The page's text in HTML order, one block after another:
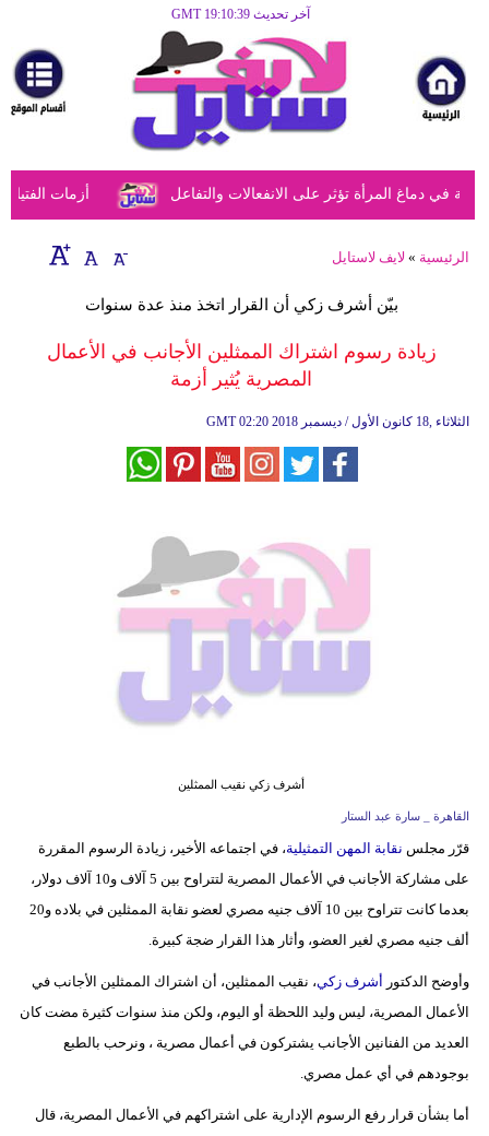
آخر تحديث GMT 19:10:39
مرأة
أزياء
أزياء
إسلامية
أزمات الفتيات دماغ المرأة تؤثر على الانفعالات والتفاعل
الرئيسية » لايف لاستايل
بيّن أشرف زكي أن القرار اتخذ منذ عدة سنوات
زيادة رسوم اشتراك الممثلين الأجانب في الأعمال
المصرية يُثير أزمة
GMT 02:20 2018 الثلاثاء ,18 كانون الأول / ديسمبر
أشرف زكي نقيب الممثلين
القاهرة _ سارة عبد الستار
قرّر مجلس نقابة المهن التمثيلية، في اجتماعه الأخير، زيادة الرسوم المقررة
على مشاركة الأجانب في الأعمال المصرية لتتراوح بين 5 آلاف و10 آلاف دولار،
بعدما كانت تتراوح بين 10 آلاف جنيه مصري لعضو نقابة الممثلين في بلاده و20
ألف جنيه مصري لغير العضو، وأثار هذا القرار ضجة كبيرة.
وأوضح الدكتور أشرف زكي، نقيب الممثلين، أن اشتراك الممثلين الأجانب في
الأعمال المصرية، ليس وليد اللحظة أو اليوم، ولكن منذ سنوات كثيرة مضت كان
العديد من الفنانين الأجانب يشتركون في أعمال مصرية ، ونرحب بالطبع
بوجودهم في أي عمل مصري.
أما بشأن قرار رفع الرسوم الإدارية على اشتراكهم في الأعمال المصرية، قال